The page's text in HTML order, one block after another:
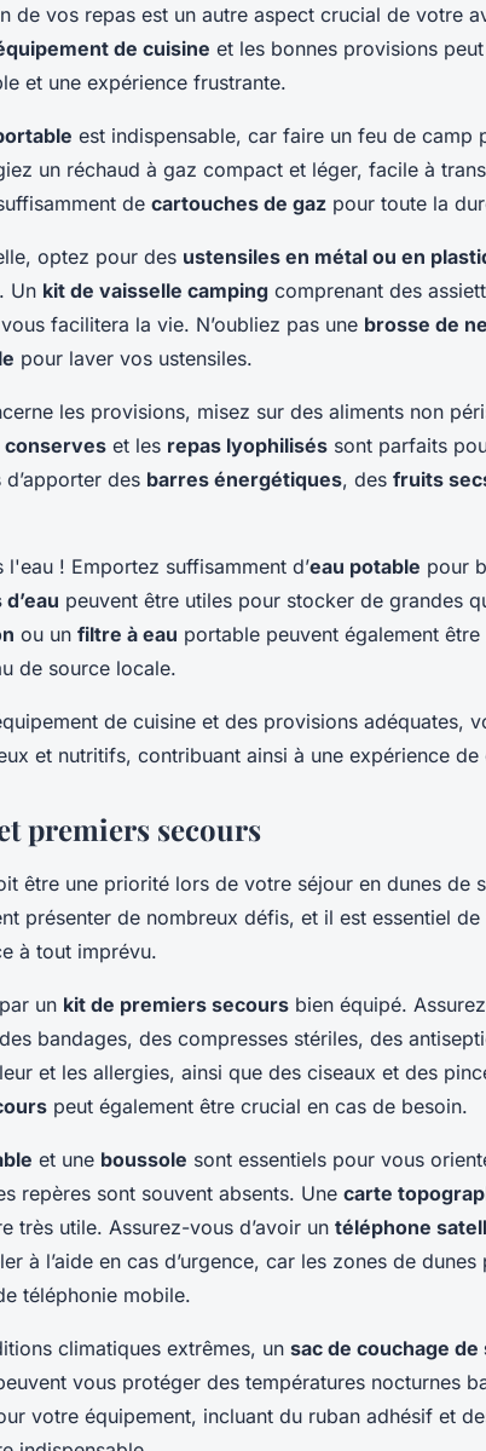
de vos repas est un autre aspect crucial de votre
de cuisine et les bonnes provisions
et une expérience frustrante.
est indispensable, car faire un feu de camp
un réchaud à gaz compact et léger, facile à
de cartouches de gaz pour toute la
optez pour des ustensiles en métal ou en
Un kit de vaisselle camping comprenant des
facilitera la vie. N’oubliez pas une brosse de
pour laver vos ustensiles.
les provisions, misez sur des aliments non
conserves et les repas lyophilisés sont parfaits
d’apporter des barres énergétiques, des fruits
l'eau ! Emportez suffisamment d’eau potable pour
peuvent être utiles pour stocker de grandes
ou un filtre à eau portable peuvent également
de source locale.
de cuisine et des provisions adéquates,
et nutritifs, contribuant ainsi à une expérience de
premiers secours
être une priorité lors de votre séjour en dunes de
présenter de nombreux défis, et il est essentiel
à tout imprévu.
un kit de premiers secours bien équipé.
bandages, des compresses stériles, des
et les allergies, ainsi que des ciseaux et des
peut également être crucial en cas de besoin.
et une boussole sont essentiels pour vous
repères sont souvent absents. Une carte
très utile. Assurez-vous d’avoir un téléphone
à l’aide en cas d’urgence, car les zones de
téléphonie mobile.
climatiques extrêmes, un sac de couchage de
vous protéger des températures nocturnes
votre équipement, incluant du ruban adhésif et